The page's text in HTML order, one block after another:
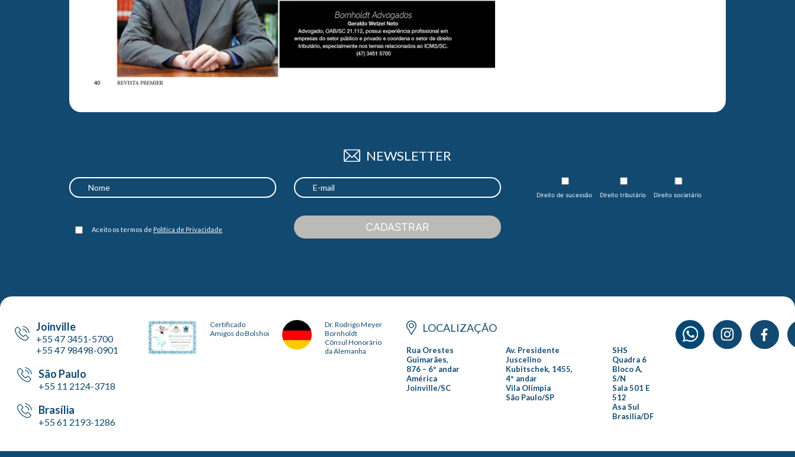
NEWSLETTER
Direito de sucessão Direito tributário Direito societário
Aceito os termos de Política de Privacidade CADASTRAR
Joinville
+55 47 3451-5700
+55 47 98498-0901
São Paulo
+55 11 2124-3718
Brasília
+55 61 2193-1286
Certificado
Amigos do Bolshoi
Dr. Rodrigo Meyer
Bornholdt
Cônsul Honorário
da Alemanha
LOCALIZAÇÃO
Rua Orestes
Guimarães,
876 – 6º andar
América
Joinville/SC
Av. Presidente
Juscelino
Kubitschek, 1455,
4º andar
Vila Olímpia
São Paulo/SP
SHS
Quadra 6
Bloco A,
S/N
Sala 501 E
512
Asa Sul
Brasilia/DF